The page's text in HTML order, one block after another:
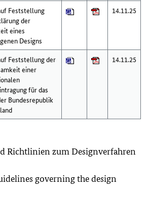
Feststellung
der
eines
Designs
14.11.25
Feststellung der
einer
für das
Bundesrepublik
14.11.25
Richtlinien zum Designverfahren
governing the design